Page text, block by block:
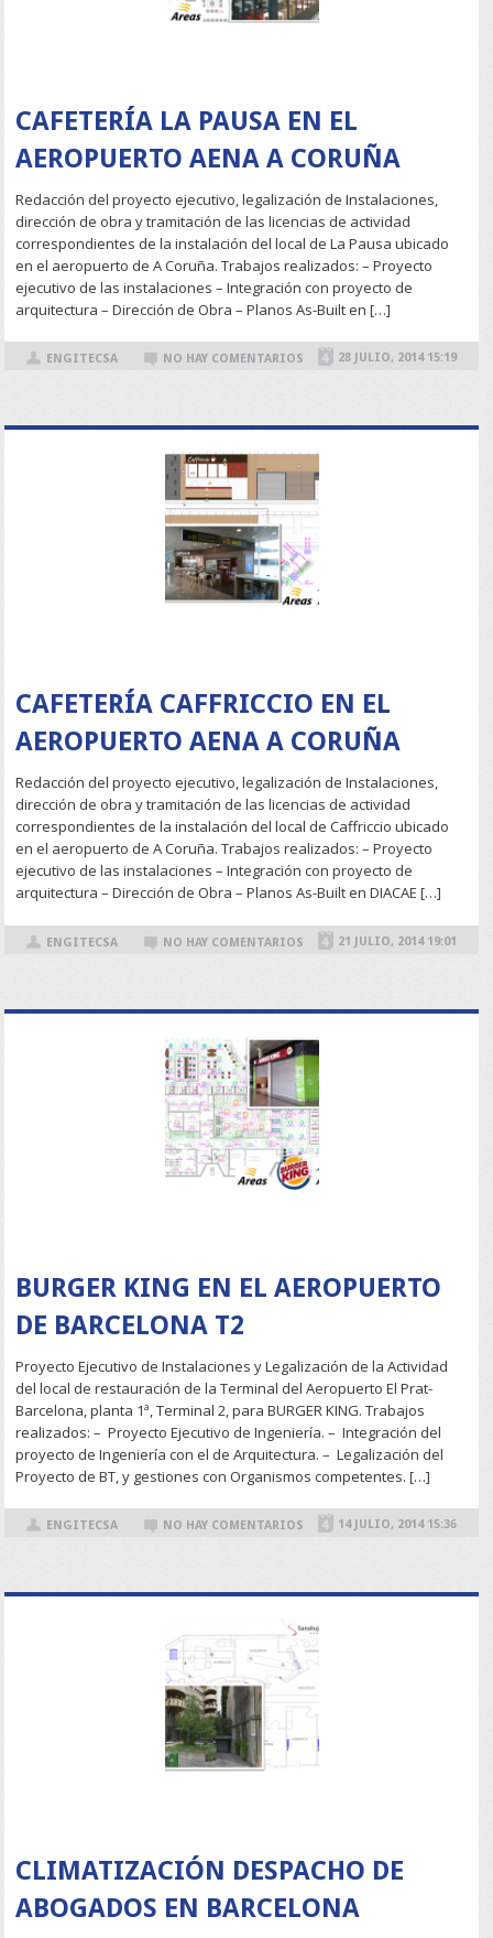
CAFETERÍA LA PAUSA EN EL
AEROPUERTO AENA A CORUÑA
Redacción del proyecto ejecutivo, legalización de Instalaciones,
dirección de obra y tramitación de las licencias de actividad
correspondientes de la instalación del local de La Pausa ubicado
en el aeropuerto de A Coruña. Trabajos realizados: – Proyecto
ejecutivo de las instalaciones – Integración con proyecto de
arquitectura – Dirección de Obra – Planos As-Built en […]
ENGITECSA NO HAY COMENTARIOS 28 JULIO, 2014 15:19
CAFETERÍA CAFFRICCIO EN EL
AEROPUERTO AENA A CORUÑA
Redacción del proyecto ejecutivo, legalización de Instalaciones,
dirección de obra y tramitación de las licencias de actividad
correspondientes de la instalación del local de Caffriccio ubicado
en el aeropuerto de A Coruña. Trabajos realizados: – Proyecto
ejecutivo de las instalaciones – Integración con proyecto de
arquitectura – Dirección de Obra – Planos As-Built en DIACAE […]
ENGITECSA NO HAY COMENTARIOS 21 JULIO, 2014 19:01
BURGER KING EN EL AEROPUERTO
DE BARCELONA T2
Proyecto Ejecutivo de Instalaciones y Legalización de la Actividad
del local de restauración de la Terminal del Aeropuerto El Prat-
Barcelona, planta 1ª, Terminal 2, para BURGER KING. Trabajos
realizados: – Proyecto Ejecutivo de Ingeniería. – Integración del
proyecto de Ingeniería con el de Arquitectura. – Legalización del
Proyecto de BT, y gestiones con Organismos competentes. […]
ENGITECSA NO HAY COMENTARIOS 14 JULIO, 2014 15:36
CLIMATIZACIÓN DESPACHO DE
ABOGADOS EN BARCELONA